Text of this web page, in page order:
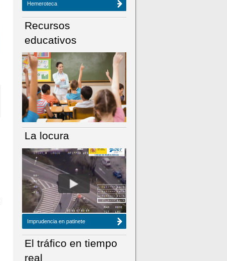
NÚMERO ACTUAL HEMEROTECA
Hemeroteca
Recursos
educativos
La locura
Imprudencia en patinete
El tráfico en tiempo
real